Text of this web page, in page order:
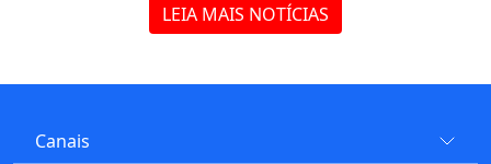
LEIA MAIS NOTÍCIAS
Canais